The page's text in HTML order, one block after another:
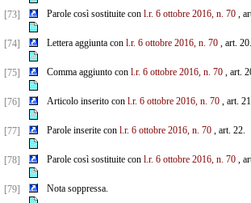
[73] Parole così sostituite con l.r. 6 ottobre 2016, n. 70,
[74] Lettera aggiunta con l.r. 6 ottobre 2016, n. 70, art. 20.
[75] Comma aggiunto con l.r. 6 ottobre 2016, n. 70, art.
[76] Articolo inserito con l.r. 6 ottobre 2016, n. 70, art.
[77] Parole inserite con l.r. 6 ottobre 2016, n. 70, art. 22.
[78] Parole così sostituite con l.r. 6 ottobre 2016, n. 70,
[79] Nota soppressa.